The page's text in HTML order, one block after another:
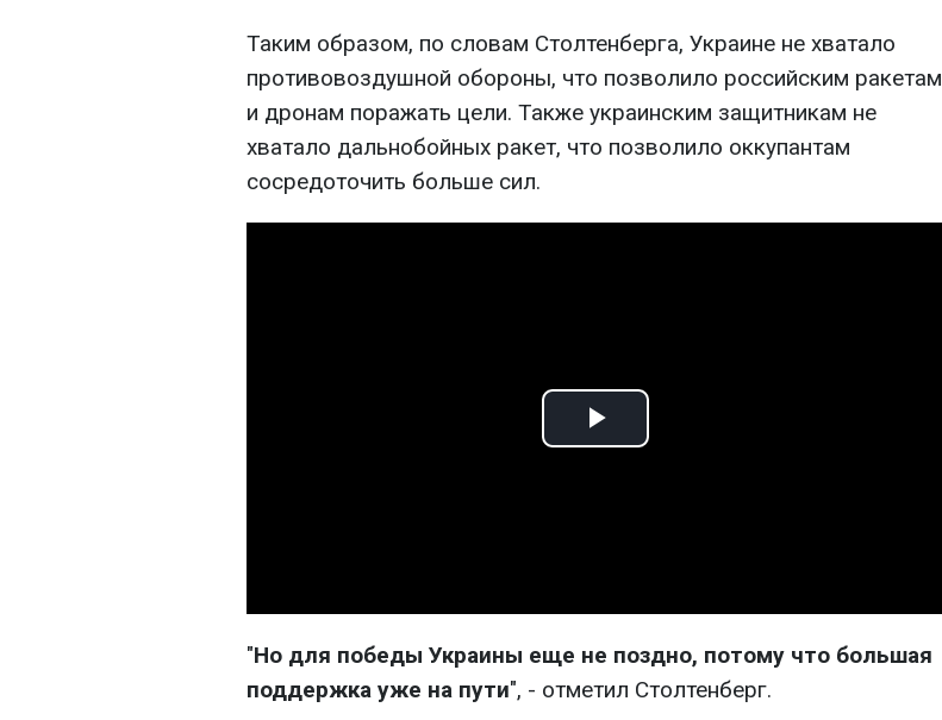
Таким образом, по словам Столтенберга, Украине не хватало
противовоздушной обороны, что позволило российским ракетам
и дронам поражать цели. Также украинским защитникам не
хватало дальнобойных ракет, что позволило оккупантам
сосредоточить больше сил.
Play
"Но для победы Украины еще не поздно, потому что большая
поддержка уже на пути", - отметил Столтенберг.